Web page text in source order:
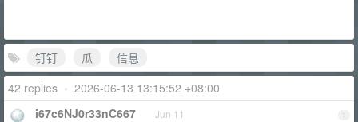
钉钉 瓜
信息
42 replies • 2026-06-13 13:15:52 +08:00
1
i67c6NJ0r33nC667 Jun 11